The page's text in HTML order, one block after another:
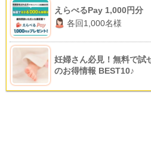
えらべるPay 1,000円分
各回1,000名様
妊婦さん必見！無料で試
のお得情報 BEST10♪